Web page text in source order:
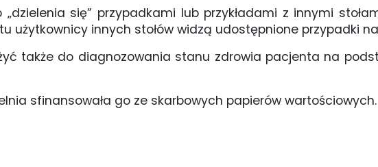
się” przypadkami lub przykładami z innymi
użytkownicy innych stołów widzą udostępnione przypadki
także do diagnozowania stanu zdrowia pacjenta na
sfinansowała go ze skarbowych papierów wartościowych.